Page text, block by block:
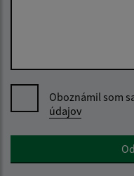
Oboznámil som
údajov
Google reCaptcha